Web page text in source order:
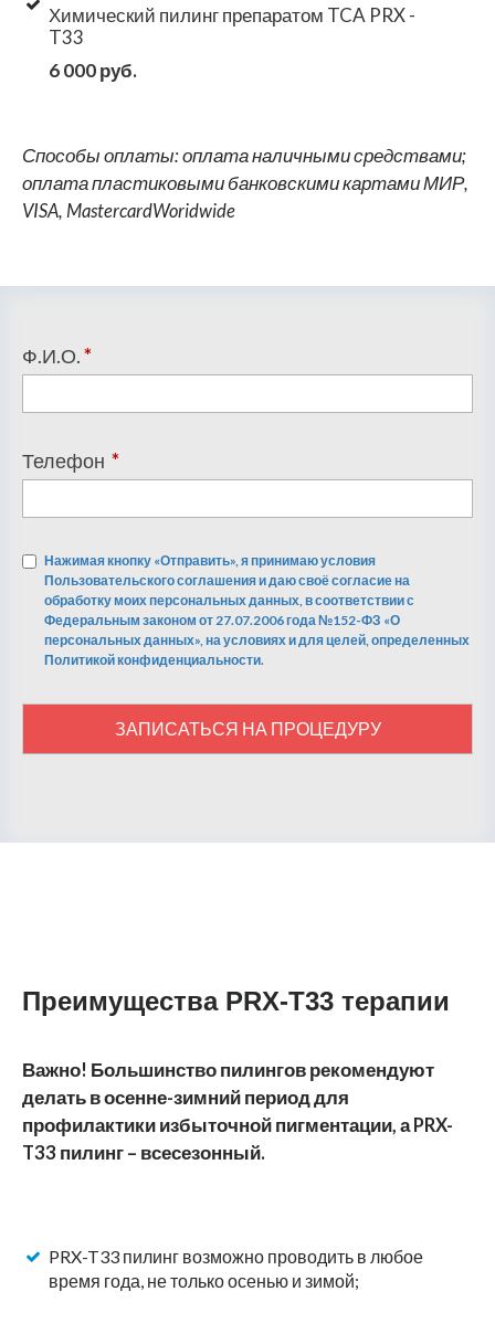
Химический пилинг препаратом TCA PRX -
T33
6 000 руб.
Способы оплаты: оплата наличными средствами;
оплата пластиковыми банковскими картами МИР,
VISA, MastercardWoridwide
Ф.И.О.*
Телефон *
Нажимая кнопку «Отправить», я принимаю условия
Пользовательского соглашения и даю своё согласие на
обработку моих персональных данных, в соответствии с
Федеральным законом от 27.07.2006 года №152-ФЗ «О
персональных данных», на условиях и для целей, определенных
Политикой конфиденциальности.
ЗАПИСАТЬСЯ НА ПРОЦЕДУРУ
Преимущества PRX-T33 терапии
Важно! Большинство пилингов рекомендуют
делать в осенне-зимний период для
профилактики избыточной пигментации, а PRX-
T33 пилинг – всесезонный.
PRX-T33 пилинг возможно проводить в любое
время года, не только осенью и зимой;